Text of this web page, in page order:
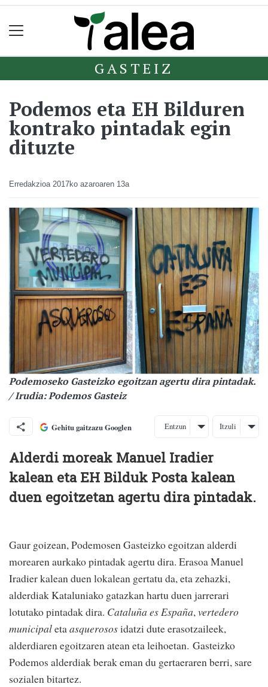
GASTEIZ
Podemos eta EH Bilduren
kontrako pintadak egin
dituzte
Erredakzioa 2017ko azaroaren 13a
Podemoseko Gasteizko egoitzan agertu dira pintadak.
/ Irudia: Podemos Gasteiz
Gehitu gaitzazu Googlen Entzun Itzuli
Alderdi moreak Manuel Iradier
kalean eta EH Bilduk Posta kalean
duen egoitzetan agertu dira pintadak.
Gaur goizean, Podemosen Gasteizko egoitzan alderdi
morearen aurkako pintadak agertu dira. Erasoa Manuel
Iradier kalean duen lokalean gertatu da, eta zehazki,
alderdiak Kataluniako gatazkan hartu duen jarrerari
lotutako pintadak dira. Cataluña es España,vertedero
municipaletaasquerososidatzi dute erasotzaileek,
alderdiaren egoitzaren atean eta leihoetan. Gasteizko
Podemos alderdiak berak eman du gertaeraren berri, sare
sozialen bitartez.